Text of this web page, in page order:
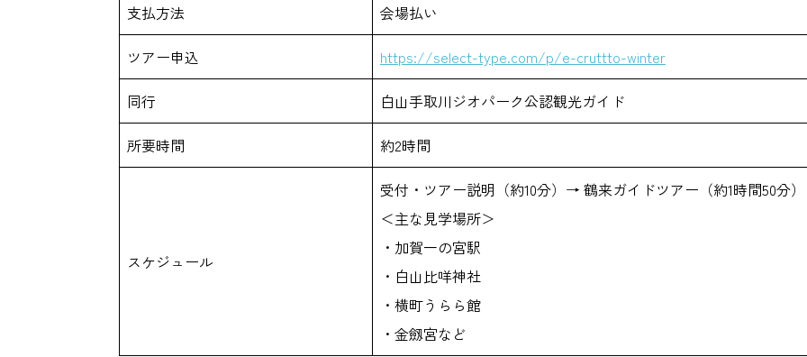
支払方法 会場払い
ツアー申込 https://select-type.com/p/e-cruttto-winter
同行 白山手取川ジオパーク公認観光ガイド
所要時間 約2時間
スケジュール
受付・ツアー説明（約10分）→ 鶴来ガイドツアー（約1時間50分）
＜主な見学場所＞
・加賀一の宮駅
・白山比咩神社
・横町うらら館
・金劔宮など